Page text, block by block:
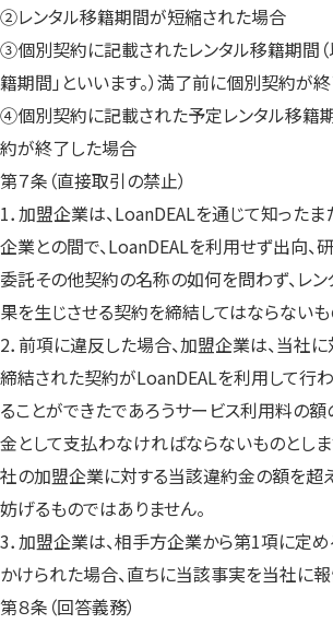
②レンタル移籍期間が短縮された場合
③個別契約に記載されたレンタル移籍期間（
籍期間」といいます。）満了前に個別契約が
④個別契約に記載された予定レンタル移籍
約が終了した場合
第７条（直接取引の禁止）
1．加盟企業は、LoanDEALを通じて知った
企業との間で、LoanDEALを利用せず出向、
委託その他契約の名称の如何を問わず、レ
果を生じさせる契約を締結してはならないも
2．前項に違反した場合、加盟企業は、当社
締結された契約がLoanDEALを利用して行
ることができたであろうサービス利用料の
金として支払わなければならないものとしま
社の加盟企業に対する当該違約金の額を超
妨げるものではありません。
3．加盟企業は、相手方企業から第1項に定
かけられた場合、直ちに当該事実を当社に報
第８条（回答義務）